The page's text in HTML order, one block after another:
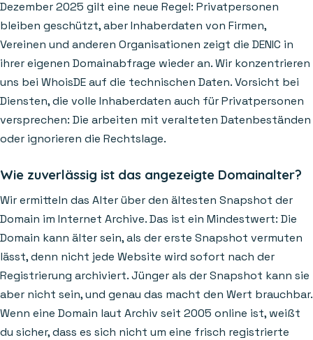
Dezember 2025 gilt eine neue Regel: Privatpersonen
bleiben geschützt, aber Inhaberdaten von Firmen,
Vereinen und anderen Organisationen zeigt die DENIC in
ihrer eigenen Domainabfrage wieder an. Wir konzentrieren
uns bei WhoisDE auf die technischen Daten. Vorsicht bei
Diensten, die volle Inhaberdaten auch für Privatpersonen
versprechen: Die arbeiten mit veralteten Datenbeständen
oder ignorieren die Rechtslage.
Wie zuverlässig ist das angezeigte Domainalter?
Wir ermitteln das Alter über den ältesten Snapshot der
Domain im Internet Archive. Das ist ein Mindestwert: Die
Domain kann älter sein, als der erste Snapshot vermuten
lässt, denn nicht jede Website wird sofort nach der
Registrierung archiviert. Jünger als der Snapshot kann sie
aber nicht sein, und genau das macht den Wert brauchbar.
Wenn eine Domain laut Archiv seit 2005 online ist, weißt
du sicher, dass es sich nicht um eine frisch registrierte